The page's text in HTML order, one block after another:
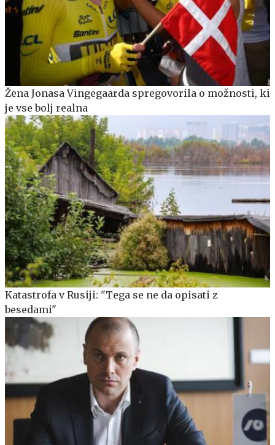
Žena Jonasa Vingegaarda spregovorila o možnosti, ki
je vse bolj realna
Katastrofa v Rusiji: "Tega se ne da opisati z
besedami"